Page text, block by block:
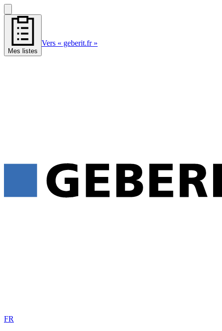
Mes listes
Vers « geberit.fr »
FR